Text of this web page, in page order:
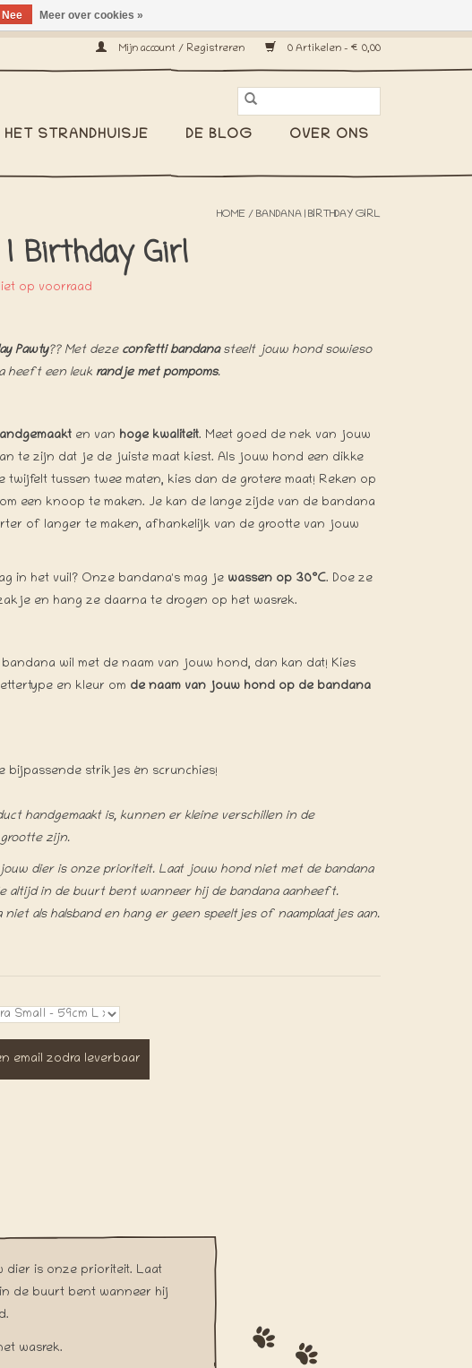
Mijn account / Registreren 0 Artikelen - €0,00
HET STRANDHUISJE DE BLOG OVER ONS
HOME / BANDANA | BIRTHDAY GIRL
Birthday Girl
op voorraad
Pawty?? Met deze confetti bandanasteelt jouw hond sowieso
heeft een leuk randje met pompoms.
en van hoge kwaliteit. Meet goed de nek van jouw
te zijn dat je de juiste maat kiest. Als jouw hond een dikke
twijfelt tussen twee maten, kies dan de grotere maat! Reken op
een knoop te maken. Je kan de lange zijde van de bandana
of langer te maken, afhankelijk van de grootte van jouw
in het vuil? Onze bandana's mag je wassen op 30°C. Doe ze
en hang ze daarna te drogen op het wasrek.
wil met de naam van jouw hond, dan kan dat! Kies
en kleur om de naam van jouw hond op de bandana
bijpassende strikjes én scrunchies!
handgemaakt is, kunnen er kleine verschillen in de
zijn.
dier is onze prioriteit. Laat jouw hond niet met de bandana
altijd in de buurt bent wanneer hij de bandana aanheeft.
niet als halsband en hang er geen speeltjes of naamplaatjes aan.
email zodra leverbaar
dier is onze prioriteit. Laat
de buurt bent wanneer hij
wasrek.
Nee Meer over cookies »
- We verzenden wereldwijd! -